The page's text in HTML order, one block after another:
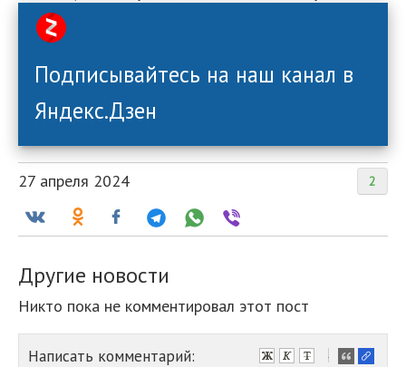
Подписывайтесь на наш канал в
Яндекс.Дзен
2
27 апреля 2024
Другие новости
Никто пока не комментировал этот пост
Написать комментарий:
-